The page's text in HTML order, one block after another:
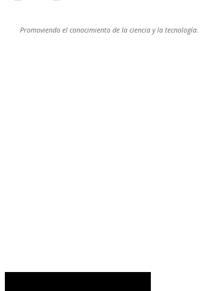
Promoviendo el conocimiento de la ciencia y la tecnología.